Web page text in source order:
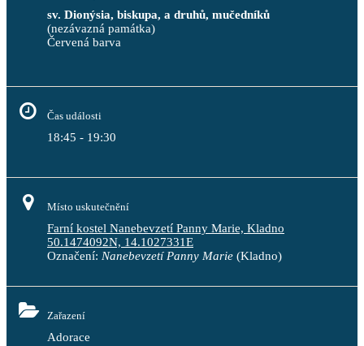
sv. Dionýsia, biskupa, a druhů, mučedníků
(nezávazná památka)
Červená barva
Čas události
18:45 - 19:30
Místo uskutečnění
Farní kostel Nanebevzetí Panny Marie, Kladno
50.1474092N, 14.1027331E
Označení: Nanebevzetí Panny Marie (Kladno)
Zařazení
Adorace